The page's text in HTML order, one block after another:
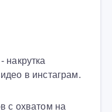
накрутка
в инстаграм.
с охватом на